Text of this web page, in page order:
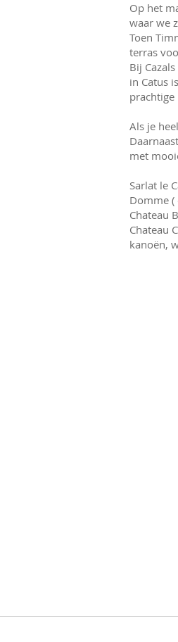
Op het
waar we
Toen
terras
Bij
in Catus
Als je
met
Sarlat le
Domme
Chateau
Chateau
kanoën,